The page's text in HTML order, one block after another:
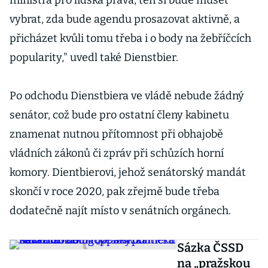
vybrat, zda bude agendu prosazovat aktivně, a
přicházet kvůli tomu třeba i o body na žebříčcích
popularity," uvedl také Dienstbier.
Po odchodu Dienstbiera ve vládě nebude žádný
senátor, což bude pro ostatní členy kabinetu
znamenat nutnou přítomnost při obhajobě
vládních zákonů či zpráv při schůzích horní
komory. Dientbierovi, jehož senátorský mandát
skončí v roce 2020, pak zřejmě bude třeba
dodatečně najít místo v senátních orgánech.
Sázka ČSSD
na „pražskou